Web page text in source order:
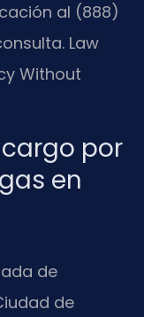
al (888)
Law
Without
por
en
de
de